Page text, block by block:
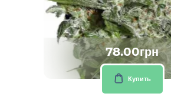
78.00грн
Купить